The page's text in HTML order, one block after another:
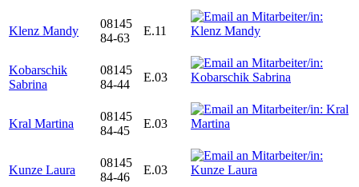
Klenz Mandy
08145
84-63
E.11
Kobarschik
Sabrina
08145
84-44
E.03
Kral Martina
08145
84-45
E.03
Kunze Laura
08145
84-46
E.03